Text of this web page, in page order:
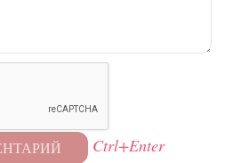
Ctrl+Enter